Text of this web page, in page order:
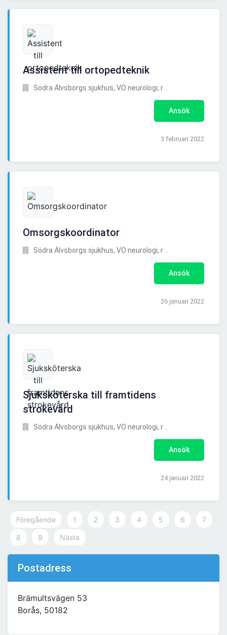
Assistent till ortopedteknik
Södra Älvsborgs sjukhus, VO neurologi, r ..
Ansök
3 februari 2022
Omsorgskoordinator
Södra Älvsborgs sjukhus, VO neurologi, r ..
Ansök
26 januari 2022
Sjuksköterska till framtidens
strokevård
Södra Älvsborgs sjukhus, VO neurologi, r ..
Ansök
24 januari 2022
Föregående 1 2 3 4 5 6 7
8 9 Nästa
Postadress
Brämultsvägen 53
Borås, 50182